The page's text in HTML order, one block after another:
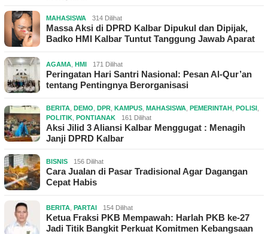
MAHASISWA 314 Dilihat
Massa Aksi di DPRD Kalbar Dipukul dan Dipijak,
Badko HMI Kalbar Tuntut Tanggung Jawab Aparat
AGAMA HMI 171 Dilihat
Peringatan Hari Santri Nasional: Pesan Al-Qur’an
tentang Pentingnya Berorganisasi
BERITA DEMO DPR KAMPUS MAHASISWA PEMERINTAH POLISI
POLITIK PONTIANAK 161 Dilihat
Aksi Jilid 3 Aliansi Kalbar Menggugat : Menagih
Janji DPRD Kalbar
BISNIS 156 Dilihat
Cara Jualan di Pasar Tradisional Agar Dagangan
Cepat Habis
BERITA PARTAI 154 Dilihat
Ketua Fraksi PKB Mempawah: Harlah PKB ke-27
Jadi Titik Bangkit Perkuat Komitmen Kebangsaan